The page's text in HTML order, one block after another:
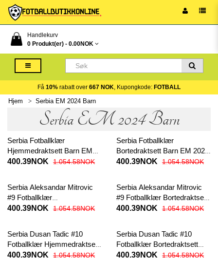
Handlekurv
0 Produkt(er) - 0.00NOK
Få 10% rabatt over 667 NOK, Kupongkode: FOTBALL
Hjem Serbia EM 2024 Barn
Serbia EM 2024 Barn
Serbia Fotballklær
Hjemmedraktsett Barn EM
2024 Kortermet (+ korte
400.39NOK 1.054.58NOK
Serbia Fotballklær
Bortedraktsett Barn EM 2024
Kortermet (+ korte bukser)
400.39NOK 1.054.58NOK
Serbia Aleksandar Mitrovic
#9 Fotballklær
Hjemmedraktsett Barn EM
400.39NOK 1.054.58NOK
Serbia Aleksandar Mitrovic
#9 Fotballklær Bortedraktsett
Barn EM 2024 Kortermet (+
400.39NOK 1.054.58NOK
Serbia Dusan Tadic #10
Fotballklær Hjemmedraktsett
Barn EM 2024 Kortermet (+
400.39NOK 1.054.58NOK
Serbia Dusan Tadic #10
Fotballklær Bortedraktsett
Barn EM 2024 Kortermet (+
400.39NOK 1.054.58NOK